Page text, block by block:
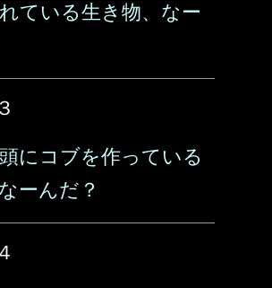
ている生き物、なー
にコブを作っている
ーんだ？